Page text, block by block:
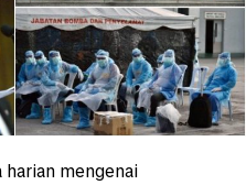
harian mengenai